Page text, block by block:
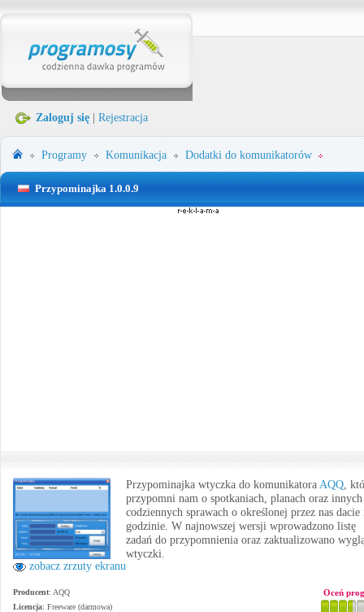
Zaloguj się Rejestracja
Programy Komunikacja Dodatki do komunikatorów
Przypominajka 1.0.0.9
zobacz zrzuty ekranu
Przypominajka wtyczka do komunikatora AQQ,
przypomni nam o spotkaniach, planach oraz innych
codziennych sprawach o określonej przez nas dacie
godzinie. W najnowszej wersji wprowadzono listę
zadań do przypomnienia oraz zaktualizowano
wtyczki.
Producent: AQQ
Licencja: Freeware (darmowa)
Oceń